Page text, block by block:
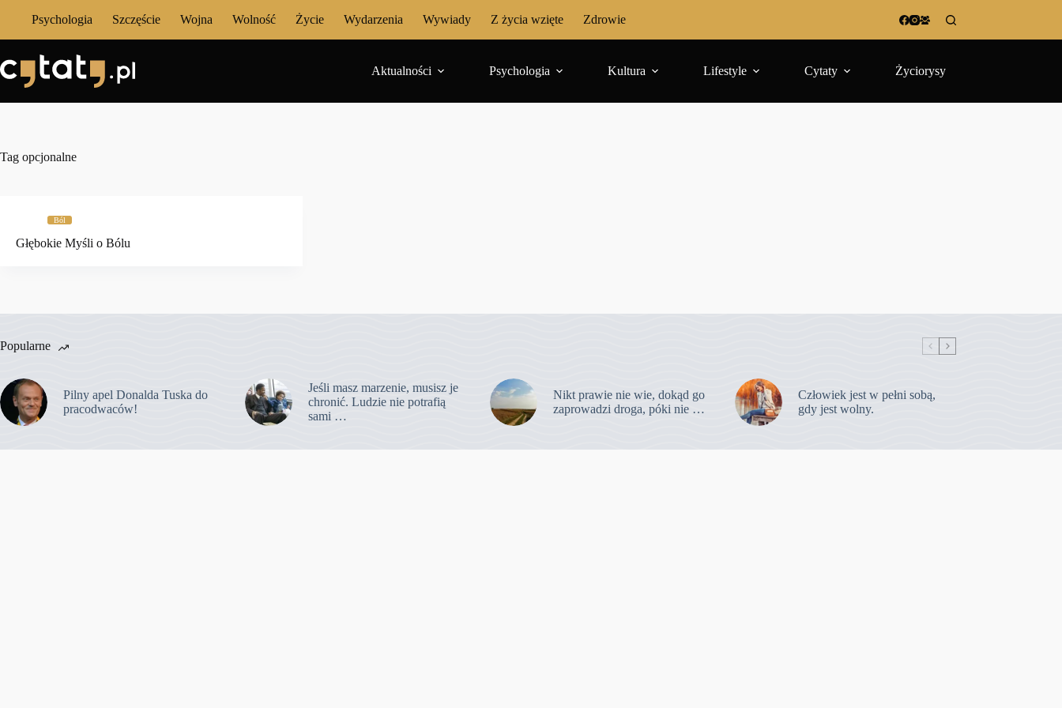
Psychologia Szczęście Wojna Wolność Życie Wydarzenia Wywiady Z życia wzięte Zdrowie
Aktualności Psychologia Kultura Lifestyle Cytaty Życiorysy
Tag opcjonalne
Ból
Głębokie Myśli o Bólu
Popularne
Pilny apel Donalda Tuska do
pracodwaców!
Jeśli masz marzenie, musisz je
chronić. Ludzie nie potrafią
sami …
Nikt prawie nie wie, dokąd go
zaprowadzi droga, póki nie …
Człowiek jest w pełni sobą,
gdy jest wolny.